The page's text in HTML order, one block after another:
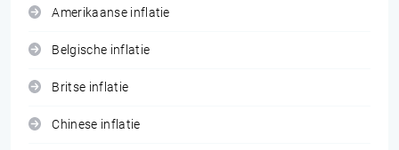
Amerikaanse inflatie
Belgische inflatie
Britse inflatie
Chinese inflatie